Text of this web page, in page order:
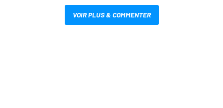
VOIR PLUS & COMMENTER